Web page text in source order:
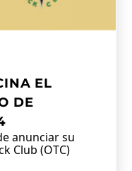
EL
DE
anunciar su
Club (OTC)